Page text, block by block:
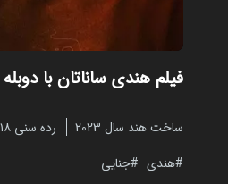
فیلم هندی ساناتان با
ساخت هند سال 2023
رده سنی ۱۸+
هندی
جنایی